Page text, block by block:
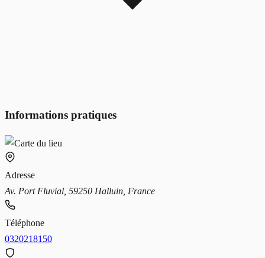
Informations pratiques
Adresse
Av. Port Fluvial, 59250 Halluin, France
Téléphone
0320218150